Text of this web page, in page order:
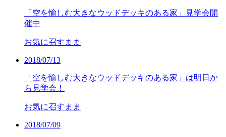
「空を愉しむ大きなウッドデッキのある家」見学会開
催中
お気に召すまま
2018/07/13
「空を愉しむ大きなウッドデッキのある家」は明日か
ら見学会！
お気に召すまま
2018/07/09